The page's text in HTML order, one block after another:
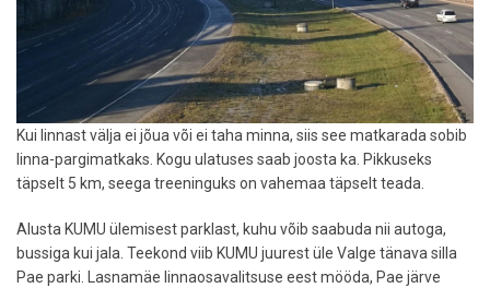
Kui linnast välja ei jõua või ei taha minna, siis see matkarada sobib
linna-pargimatkaks. Kogu ulatuses saab joosta ka. Pikkuseks
täpselt 5 km, seega treeninguks on vahemaa täpselt teada.
Alusta KUMU ülemisest parklast, kuhu võib saabuda nii autoga,
bussiga kui jala. Teekond viib KUMU juurest üle Valge tänava silla
Pae parki. Lasnamäe linnaosavalitsuse eest mööda, Pae järve